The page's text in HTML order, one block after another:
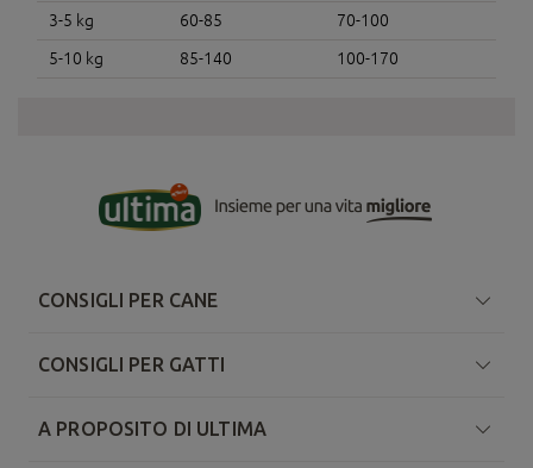
3-5 kg
60-85
70-100
5-10 kg
85-140 100-170
CONSIGLI PER CANE
CONSIGLI PER GATTI
A PROPOSITO DI ULTIMA